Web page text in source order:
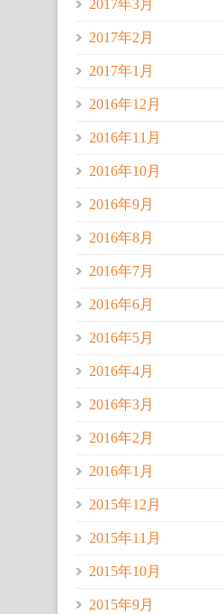
2017年3月
2017年2月
2017年1月
2016年12月
2016年11月
2016年10月
2016年9月
2016年8月
2016年7月
2016年6月
2016年5月
2016年4月
2016年3月
2016年2月
2016年1月
2015年12月
2015年11月
2015年10月
2015年9月